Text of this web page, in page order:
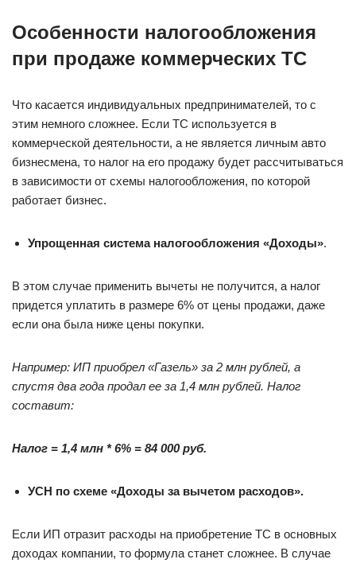
Особенности налогообложения
при продаже коммерческих ТС
Что касается индивидуальных предпринимателей, то с
этим немного сложнее. Если ТС используется в
коммерческой деятельности, а не является личным авто
бизнесмена, то налог на его продажу будет рассчитываться
в зависимости от схемы налогообложения, по которой
работает бизнес.
Упрощенная система налогообложения «Доходы».
В этом случае применить вычеты не получится, а налог
придется уплатить в размере 6% от цены продажи, даже
если она была ниже цены покупки.
Например: ИП приобрел «Газель» за 2 млн рублей, а
спустя два года продал ее за 1,4 млн рублей. Налог
составит:
Налог = 1,4 млн * 6% = 84 000 руб.
УСН по схеме «Доходы за вычетом расходов».
Если ИП отразит расходы на приобретение ТС в основных
доходах компании, то формула станет сложнее. В случае